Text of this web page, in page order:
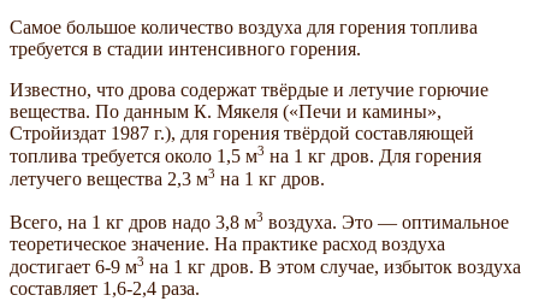
Самое большое количество воздуха для горения топлива
требуется в стадии интенсивного горения.
Известно, что дрова содержат твёрдые и летучие горючие
вещества. По данным К. Мякеля («Печи и камины»,
Стройиздат 1987 г.), для горения твёрдой составляющей
топлива требуется около 1,5 м3 на 1 кг дров. Для горения
летучего вещества 2,3 м3 на 1 кг дров.
Всего, на 1 кг дров надо 3,8 м3 воздуха. Это — оптимальное
теоретическое значение. На практике расход воздуха
достигает 6-9 м3 на 1 кг дров. В этом случае, избыток воздуха
составляет 1,6-2,4 раза.